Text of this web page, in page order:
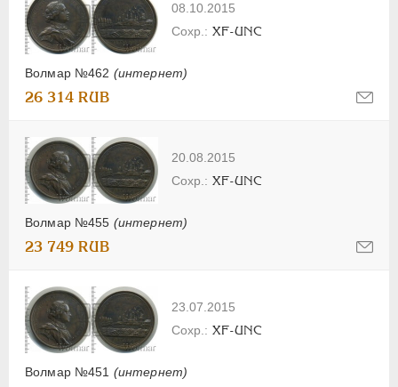
08.10.2015
Волмар №462 (интернет)
XF-UNC
26 314 RUB
20.08.2015
Волмар №455 (интернет)
XF-UNC
23 749 RUB
23.07.2015
Волмар №451 (интернет)
XF-UNC